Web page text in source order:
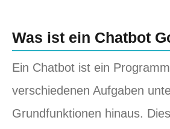
Was ist ein Chatbot
Ein Chatbot ist ein
verschiedenen Aufgaben
Grundfunktionen hinaus.